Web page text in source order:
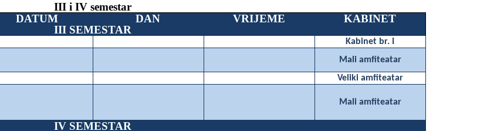
III i IV semestar
DATUM DAN VRIJEME
KABINET
III SEMESTAR
Kabinet br. I
Mali amfiteatar
Veliki amfiteatar
Mali amfiteatar
IV SEMESTAR